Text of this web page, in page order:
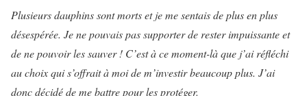
Plusieurs dauphins sont morts et je me sentais de plus en plus
désespérée. Je ne pouvais pas supporter de rester impuissante et
de ne pouvoir les sauver ! C’est à ce moment-là que j’ai réfléchi
au choix qui s’offrait à moi de m’investir beaucoup plus. J’ai
donc décidé de me battre pour les protéger.